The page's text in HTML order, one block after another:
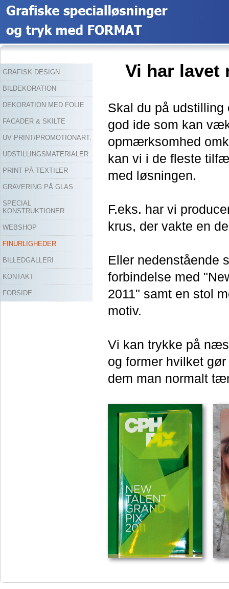
GRAFISK DESIGN
BILDEKORATION
DEKORATION MED FOLIE
FACADER & SKILTE
UV PRINT/PROMOTIONART.
UDSTILLINGSMATERIALER
PRINT PÅ TEXTILER
GRAVERING PÅ GLAS
SPECIAL
KONSTRUKTIONER
WEBSHOP
FINURLIGHEDER
BILLEDGALLERI
KONTAKT
FORSIDE
Vi har lavet
Skal du på udstilling
god ide som kan
opmærksomhed
kan vi i de fleste
med løsningen.
F.eks. har vi
krus, der vakte en
Eller nedenstående
forbindelse med
2011" samt en stol
motiv.
Vi kan trykke på
og former hvilket
dem man normalt